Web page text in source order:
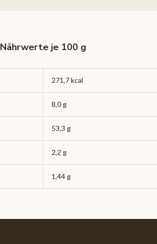
Nährwerte je 100 g
271,7 kcal
8,0 g
53,3 g
2,2 g
1,44 g